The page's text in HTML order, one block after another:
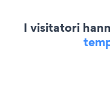
I visitatori